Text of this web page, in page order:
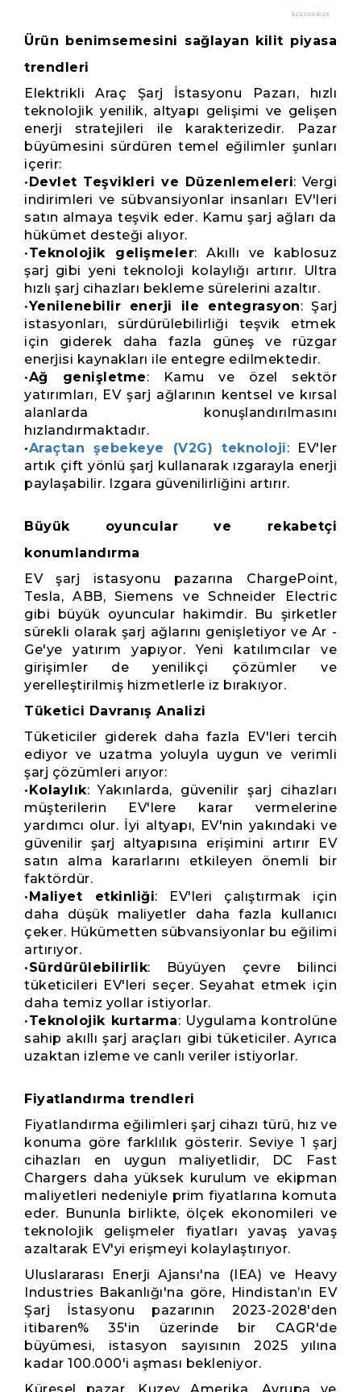
Ürün benimsemesini sağlayan kilit piyasa
trendleri
Elektrikli Araç Şarj İstasyonu Pazarı, hızlı
teknolojik yenilik, altyapı gelişimi ve gelişen
enerji stratejileri ile karakterizedir. Pazar
büyümesini sürdüren temel eğilimler şunları
içerir:
•Devlet Teşvikleri ve Düzenlemeleri: Vergi
indirimleri ve sübvansiyonlar insanları EV'leri
satın almaya teşvik eder. Kamu şarj ağları da
hükümet desteği alıyor.
•Teknolojik gelişmeler: Akıllı ve kablosuz
şarj gibi yeni teknoloji kolaylığı artırır. Ultra
hızlı şarj cihazları bekleme sürelerini azaltır.
•Yenilenebilir enerji ile entegrasyon: Şarj
istasyonları, sürdürülebilirliği teşvik etmek
için giderek daha fazla güneş ve rüzgar
enerjisi kaynakları ile entegre edilmektedir.
•Ağ genişletme: Kamu ve özel sektör
yatırımları, EV şarj ağlarının kentsel ve kırsal
alanlarda konuşlandırılmasını
hızlandırmaktadır.
•Araçtan şebekeye (V2G) teknoloji: EV'ler
artık çift yönlü şarj kullanarak ızgarayla enerji
paylaşabilir. Izgara güvenilirliğini artırır.
Büyük oyuncular ve rekabetçi
konumlandırma
EV şarj istasyonu pazarına ChargePoint,
Tesla, ABB, Siemens ve Schneider Electric
gibi büyük oyuncular hakimdir. Bu şirketler
sürekli olarak şarj ağlarını genişletiyor ve Ar -
Ge'ye yatırım yapıyor. Yeni katılımcılar ve
girişimler de yenilikçi çözümler ve
yerelleştirilmiş hizmetlerle iz bırakıyor.
Tüketici Davranış Analizi
Tüketiciler giderek daha fazla EV'leri tercih
ediyor ve uzatma yoluyla uygun ve verimli
şarj çözümleri arıyor:
•Kolaylık: Yakınlarda, güvenilir şarj cihazları
müşterilerin EV'lere karar vermelerine
yardımcı olur. İyi altyapı, EV'nin yakındaki ve
güvenilir şarj altyapısına erişimini artırır EV
satın alma kararlarını etkileyen önemli bir
faktördür.
•Maliyet etkinliği: EV'leri çalıştırmak için
daha düşük maliyetler daha fazla kullanıcı
çeker. Hükümetten sübvansiyonlar bu eğilimi
artırıyor.
•Sürdürülebilirlik: Büyüyen çevre bilinci
tüketicileri EV'leri seçer. Seyahat etmek için
daha temiz yollar istiyorlar.
•Teknolojik kurtarma: Uygulama kontrolüne
sahip akıllı şarj araçları gibi tüketiciler. Ayrıca
uzaktan izleme ve canlı veriler istiyorlar.
Fiyatlandırma trendleri
Fiyatlandırma eğilimleri şarj cihazı türü, hız ve
konuma göre farklılık gösterir. Seviye 1 şarj
cihazları en uygun maliyetlidir, DC Fast
Chargers daha yüksek kurulum ve ekipman
maliyetleri nedeniyle prim fiyatlarına komuta
eder. Bununla birlikte, ölçek ekonomileri ve
teknolojik gelişmeler fiyatları yavaş yavaş
azaltarak EV'yi erişmeyi kolaylaştırıyor.
Uluslararası Enerji Ajansı'na (IEA) ve Heavy
Industries Bakanlığı'na göre, Hindistan’ın EV
Şarj İstasyonu pazarının 2023-2028'den
itibaren% 35'in üzerinde bir CAGR'de
büyümesi, istasyon sayısının 2025 yılına
kadar 100.000'i aşması bekleniyor.